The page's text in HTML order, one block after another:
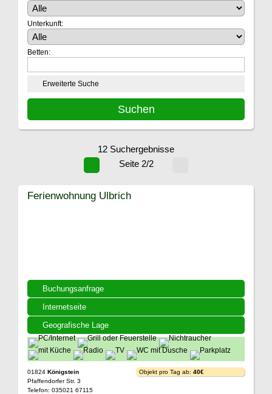
Unterkunft:
Betten:
Erweiterte Suche
12 Suchergebnisse
Seite 2/2
Buchungsanfrage
Internetseite
Geografische Lage
Ferienwohnung Ulbrich
01824 Königstein
Pfaffendorfer Str. 3
Telefon: 035021 67115
Objekt pro Tag ab: 40€